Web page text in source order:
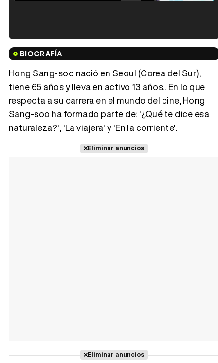
Tráiler en español de 'La isla olvidada'
BIOGRAFÍA
Hong Sang-soo nació en Seoul (Corea del Sur),
tiene 65 años y lleva en activo 13 años.. En lo que
respecta a su carrera en el mundo del cine, Hong
Sang-soo ha formado parte de: '¿Qué te dice esa
naturaleza?', 'La viajera' y 'En la corriente'.
Eliminar anuncios
Eliminar anuncios